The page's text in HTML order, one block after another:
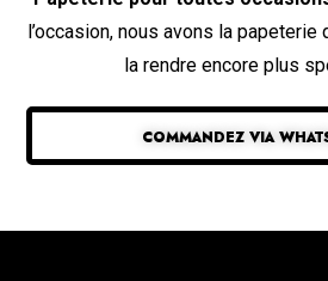
l’occasion, nous avons la papeterie
la rendre encore plus
COMMANDEZ VIA